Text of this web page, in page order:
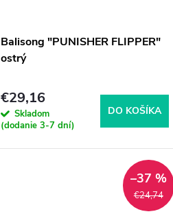
Balisong "PUNISHER FLIPPER"
ostrý
€29,16
Skladom
(dodanie 3-7 dní)
DO KOŠÍKA
€24,74
–37 %